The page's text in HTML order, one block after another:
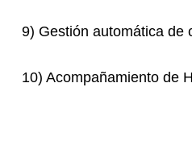
9) Gestión automática de
10) Acompañamiento de